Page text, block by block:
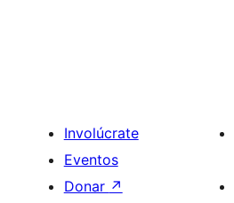
Involúcrate
Eventos
Donar ↗